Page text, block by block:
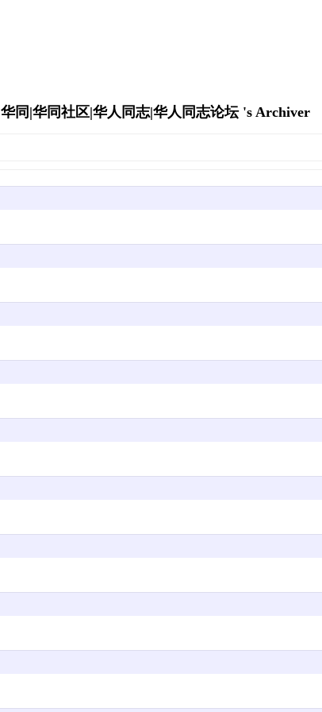
华同|华同社区|华人同志|华人同志论坛 's Archiver